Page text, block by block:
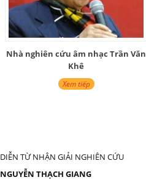
Nhà nghiên cứu âm nhạc Trần Văn
Khê
Xem tiếp
DIỄN TỪ NHẬN GIẢI NGHIÊN CỨU
NGUYỄN THẠCH GIANG